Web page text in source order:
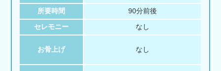
所要時間 90分前後
セレモニー なし
お骨上げ なし